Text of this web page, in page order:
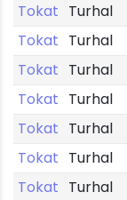
Tokat Turhal
Tokat Turhal
Tokat Turhal
Tokat Turhal
Tokat Turhal
Tokat Turhal
Tokat Turhal